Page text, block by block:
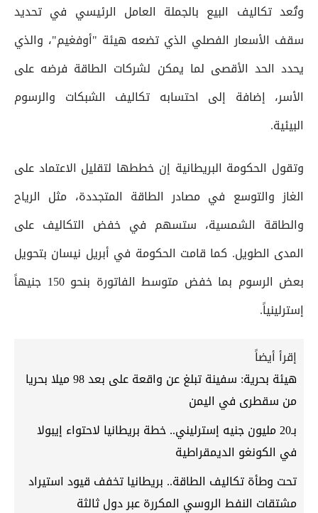
وتُعد تكاليف البيع بالجملة العامل الرئيسي في تحديد
سقف الأسعار الفصلي الذي تضعه هيئة "أوفغيم"، والذي
يحدد الحد الأقصى لما يمكن لشركات الطاقة فرضه على
الأسر، إضافة إلى احتسابه تكاليف الشبكات والرسوم
البيئية.
وتقول الحكومة البريطانية إن خططها لتقليل الاعتماد على
الغاز والتوسع في مصادر الطاقة المتجددة، مثل الرياح
والطاقة الشمسية، ستسهم في خفض التكاليف على
المدى الطويل. كما قامت الحكومة في أبريل نيسان بتحويل
بعض الرسوم بما خفض متوسط الفاتورة بنحو 150 جنيهاً
إسترلينياً.
إقرأ أيضاً
هيئة بحرية: سفينة تبلغ عن واقعة على بعد 98 ميلا بحريا
من سقطرى في اليمن
بـ20 مليون جنيه إسترليني.. خطة بريطانيا لاحتواء إيبولا
في الكونغو الديمقراطية
تحت وطأة تكاليف الطاقة.. بريطانيا تخفف قيود استيراد
مشتقات النفط الروسي المكررة عبر دول ثالثة